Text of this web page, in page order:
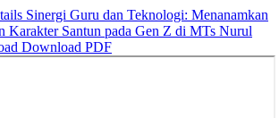
Sinergi Guru dan Teknologi: Menanamkan
Karakter Santun pada Gen Z di MTs Nurul
Download PDF